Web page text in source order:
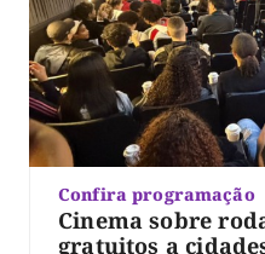
Confira programação
Cinema sobre
gratuitos a